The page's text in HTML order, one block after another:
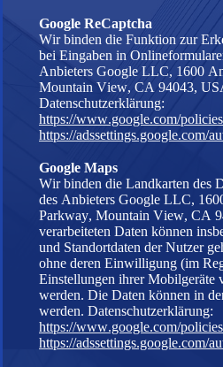
Google ReCaptcha
Wir binden die Funktion zur
bei Eingaben in
Anbieters Google LLC, 1600
Mountain View, CA 94043,
Datenschutzerklärung:
https://www.google.com/
https://adssettings.google.com/
Google Maps
Wir binden die Landkarten des
des Anbieters Google LLC,
Parkway, Mountain View, CA
verarbeiteten Daten können
und Standortdaten der Nutzer
ohne deren Einwilligung (im
Einstellungen ihrer Mobilgeräte
werden. Die Daten können in
werden. Datenschutzerklärung:
https://www.google.com/
https://adssettings.google.com/